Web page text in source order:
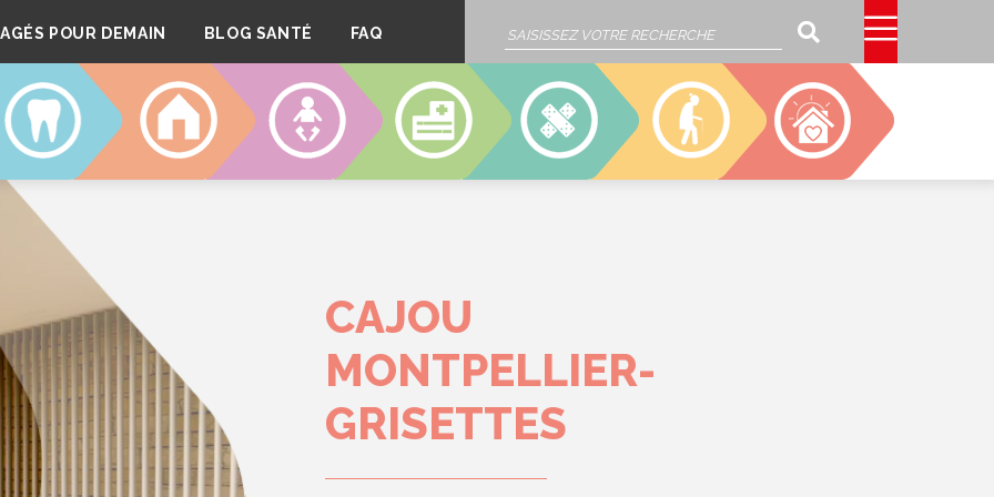
POUR DEMAIN BLOG SANTÉ FAQ Rechercher
DENTAIRE LOGEMENT CRÈCHES CLINIQUE SSIAD EHPAD CAJOU
CAJOU
MONTPELLIER-
GRISETTES